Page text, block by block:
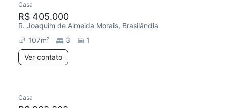
Casa
R$ 405.000
R. Joaquim de Almeida Morais, Brasilândia
107m² 3
1
Ver contato
Casa